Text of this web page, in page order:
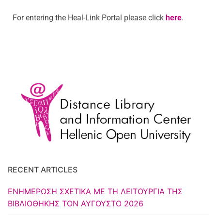
Field Studies
Κέντρο Ευρωπαϊκής Τεκμηρίωσης
Branches
Athens
For entering the Heal-Link Portal please click here.
RECENT ARTICLES
ΕΝΗΜΕΡΩΣΗ ΣΧΕΤΙΚΑ ΜΕ ΤΗ ΛΕΙΤΟΥΡΓΙΑ ΤΗΣ
ΒΙΒΛΙΟΘΗΚΗΣ ΤΟΝ ΑΥΓΟΥΣΤΟ 2026